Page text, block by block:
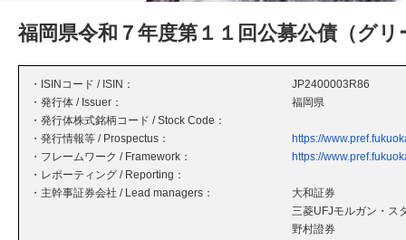
福岡県令和７年度第１１回公募公債（グ
・ISINコード / ISIN：
JP2400003R86
・発行体 / Issuer：
福岡県
・発行体株式銘柄コード / Stock Code：
・発行情報等 / Prospectus：
https://
・フレームワーク / Framework：
https://
・レポーティング / Reporting：
・主幹事証券会社 / Lead managers：
大和証券
三菱UFJモルガン・ス
野村證券